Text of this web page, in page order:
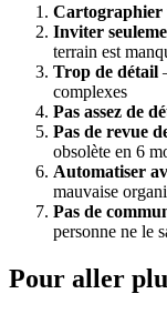
Cartographier
Inviter
terrain est
Trop de détail
complexes
Pas assez de
Pas de revue
obsolète en 6
Automatiser
mauvaise
Pas de
personne ne le
Pour aller